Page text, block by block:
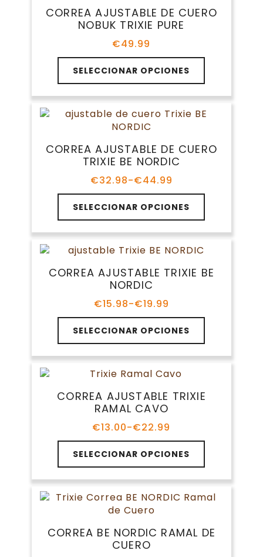
opciones
elegir
la
página
producto
CORREA AJUSTABLE DE CUERO
NOBUK TRIXIE PURE
€49.99
SELECCIONAR OPCIONES
Este
producto
tiene
múltiples
variantes.
se
pueden
en
página
de
producto
CORREA AJUSTABLE DE CUERO
TRIXIE BE NORDIC
€32.98-€44.99
Rango
de
precios:
desde
€32.98
hasta
€44.99
SELECCIONAR OPCIONES
Este
producto
tiene
múltiples
variantes.
opciones
pueden
elegir
la
página
producto
CORREA AJUSTABLE TRIXIE BE
NORDIC
€15.98-€19.99
Rango
de
precios:
desde
€15.98
hasta
€19.99
SELECCIONAR OPCIONES
Este
producto
tiene
múltiples
variantes.
opciones
pueden
elegir
la
página
de
producto
CORREA AJUSTABLE TRIXIE
RAMAL CAVO
€13.00-€22.99
Rango
de
precios:
desde
€13.00
hasta
€22.99
SELECCIONAR OPCIONES
Este
producto
tiene
múltiples
variantes.
se
CORREA BE NORDIC RAMAL DE
CUERO